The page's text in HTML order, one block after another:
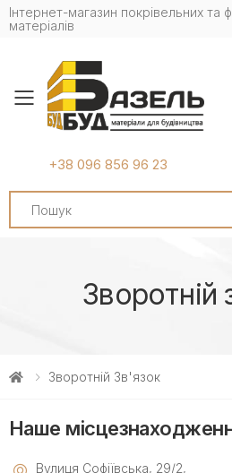
Інтернет-магазин покрівельних та
матеріалів
Toggle mobile
+38 096 856 96 23
Search
Зворотній
Зворотній Зв'язок
Наше
Вулиця Софіївська, 29/2,